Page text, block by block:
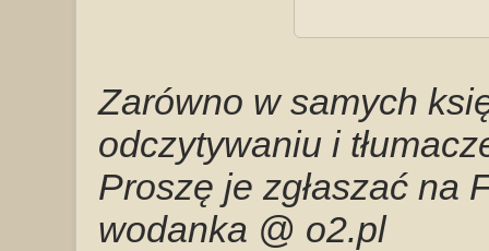
Zarówno w samych
odczytywaniu i
Proszę je zgłaszać na
wodanka @ o2.pl